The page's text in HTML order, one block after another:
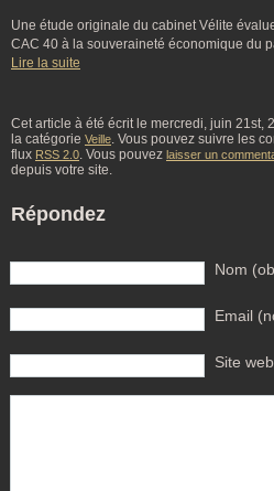
Une étude originale du cabinet Vélite
CAC 40 à la souveraineté économique du
Lire la suite
Cet article à été écrit le mercredi, juin 21st,
la catégorie Veille. Vous pouvez suivre les
flux RSS 2.0. Vous pouvez laisser un
depuis votre site.
Répondez
Nom
Email
Site web